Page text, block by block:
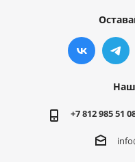
+7 812 985 51